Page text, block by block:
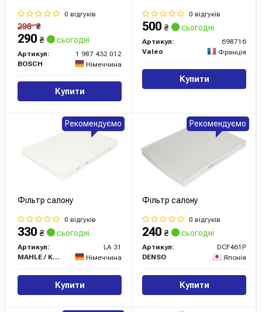
0 відгуків
296₴
290 ₴ сьогодні
Артикул:
1 987 432 012
BOSCH
Німеччина
Купити
0 відгуків
500 ₴ сьогодні
Артикул:
698716
Valeo
Франція
Купити
Фільтр салону
0 відгуків
330 ₴ сьогодні
Артикул:
LA 31
MAHLE / KNECHT
Німеччина
Купити
Рекомендуємо
Фільтр салону
0 відгуків
240 ₴ сьогодні
Артикул:
DCF461P
DENSO
Японія
Купити
Рекомендуємо